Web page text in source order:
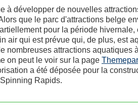
à développer de nouvelles
que le parc d'attractions belge
pour la période hivernale,
air qui est prévue qui, de plus, est
nombreuses attractions aquatiques
on peut le voir sur la page
a été déposée pour la
Rapids.